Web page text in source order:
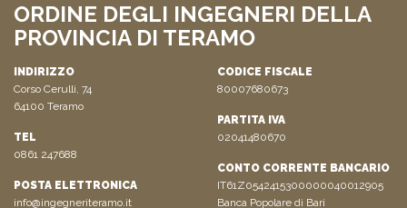
ORDINE DEGLI INGEGNERI DELLA
PROVINCIA DI TERAMO
INDIRIZZO
Corso Cerulli, 74
64100 Teramo
TEL
0861 247688
POSTA ELETTRONICA
info@ingegneriteramo.it
CODICE FISCALE
80007680673
PARTITA IVA
02041480670
CONTO CORRENTE BANCARIO
IT61Z0542415300000040012905
Banca Popolare di Bari